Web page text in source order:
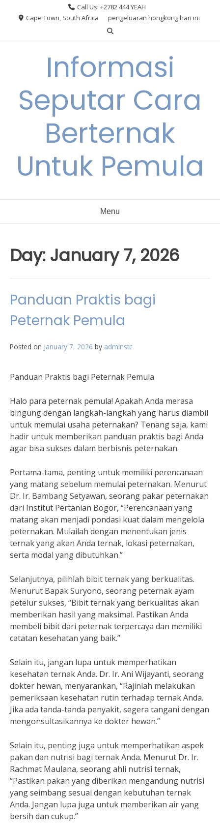
Call Us: +2782 444 YEAH
Cape Town, South Africa
pengeluaran hongkong hari ini
Informasi
Seputar Cara
Berternak
Untuk Pemula
Menu
Day: January 7, 2026
Panduan Praktis bagi
Peternak Pemula
Posted on January 7, 2026 by adminstc
Panduan Praktis bagi Peternak Pemula
Halo para peternak pemula! Apakah Anda merasa
bingung dengan langkah-langkah yang harus diambil
untuk memulai usaha peternakan? Tenang saja, kami
hadir untuk memberikan panduan praktis bagi Anda
agar bisa sukses dalam berbisnis peternakan.
Pertama-tama, penting untuk memiliki perencanaan
yang matang sebelum memulai peternakan. Menurut
Dr. Ir. Bambang Setyawan, seorang pakar peternakan
dari Institut Pertanian Bogor, “Perencanaan yang
matang akan menjadi pondasi kuat dalam mengelola
peternakan. Mulailah dengan menentukan jenis
ternak yang akan Anda ternak, lokasi peternakan,
serta modal yang dibutuhkan.”
Selanjutnya, pilihlah bibit ternak yang berkualitas.
Menurut Bapak Suryono, seorang peternak ayam
petelur sukses, “Bibit ternak yang berkualitas akan
memberikan hasil yang maksimal. Pastikan Anda
membeli bibit dari peternak terpercaya dan memiliki
catatan kesehatan yang baik.”
Selain itu, jangan lupa untuk memperhatikan
kesehatan ternak Anda. Dr. Ir. Ani Wijayanti, seorang
dokter hewan, menyarankan, “Rajinlah melakukan
pemeriksaan kesehatan rutin terhadap ternak Anda.
Jika ada tanda-tanda penyakit, segera tangani dengan
mengonsultasikannya ke dokter hewan.”
Selain itu, penting juga untuk memperhatikan aspek
pakan dan nutrisi bagi ternak Anda. Menurut Dr. Ir.
Rachmat Maulana, seorang ahli nutrisi ternak,
“Pastikan pakan yang diberikan mengandung nutrisi
yang seimbang sesuai dengan kebutuhan ternak
Anda. Jangan lupa juga untuk memberikan air yang
bersih dan cukup.”